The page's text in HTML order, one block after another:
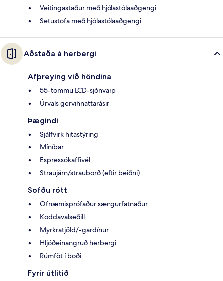
Veitingastaður með hjólastólaaðgengi
Setustofa með hjólastólaaðgengi
Aðstaða á herbergi
Afþreying við höndina
55-tommu LCD-sjónvarp
Úrvals gervihnattarásir
Þægindi
Sjálfvirk hitastýring
Míníbar
Espressókaffivél
Straujárn/strauborð (eftir beiðni)
Sofðu rótt
Ofnæmisprófaður sængurfatnaður
Koddavalseðill
Myrkratjöld/-gardínur
Hljóðeinangruð herbergi
Rúmföt í boði
Fyrir útlitið